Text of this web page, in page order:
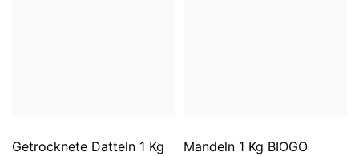
Getrocknete Datteln 1 Kg
Mandeln 1 Kg BIOGO